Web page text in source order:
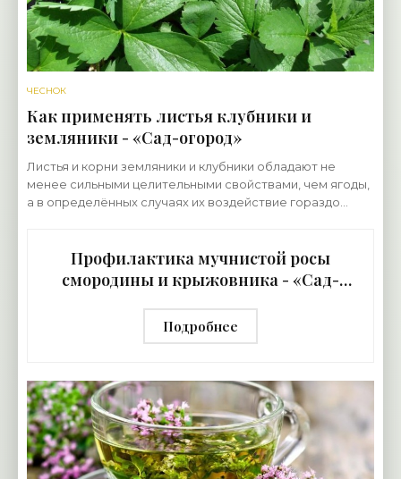
ЧЕСНОК
Как применять листья клубники и
земляники - «Сад-огород»
Листья и корни земляники и клубники обладают не
менее сильными целительными свойствами, чем ягоды,
а в определённых случаях их воздействие гораздо
Профилактика мучнистой росы
смородины и крыжовника - «Сад-
Подробнее